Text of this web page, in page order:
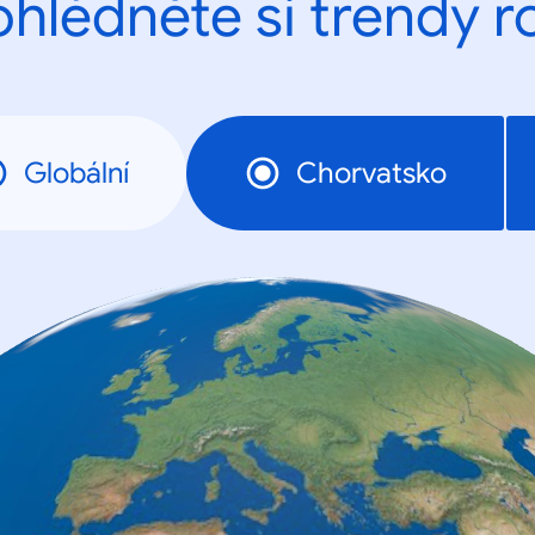
si trendy
Globální Chorvatsko